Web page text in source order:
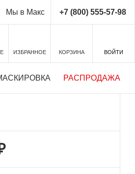
Мы в Макс +7 (800) 555-57-98
ИЗБРАННОЕ КОРЗИНА ВОЙТИ
РАСПРОДАЖА